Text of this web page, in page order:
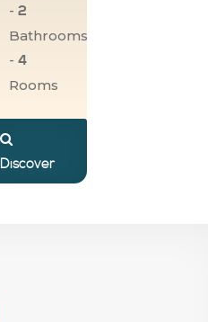
- 2
Bathrooms
- 4
Rooms
Discover